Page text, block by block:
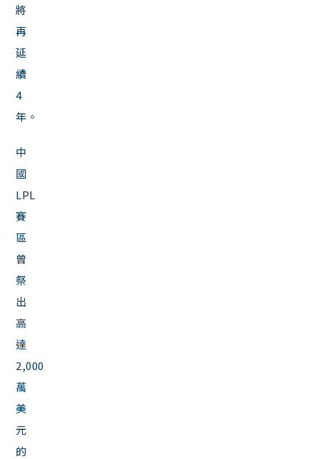
將
再
延
續
4
年。
中
國
LPL
賽
區
曾
祭
出
高
達
2,000
萬
美
元
的